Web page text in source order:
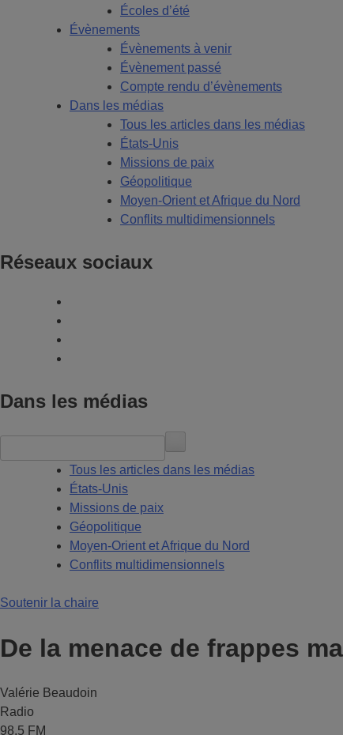
Écoles d’été
Évènements
Évènements à venir
Évènement passé
Compte rendu d’évènements
Dans les médias
Tous les articles dans les médias
États-Unis
Missions de paix
Géopolitique
Moyen-Orient et Afrique du Nord
Conflits multidimensionnels
Réseaux sociaux
Dans les médias
Tous les articles dans les médias
États-Unis
Missions de paix
Géopolitique
Moyen-Orient et Afrique du Nord
Conflits multidimensionnels
Soutenir la chaire
De la menace de frappes
Valérie Beaudoin
Radio
98,5 FM